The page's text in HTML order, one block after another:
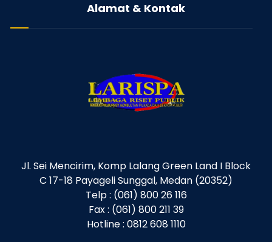
Alamat & Kontak
Jl. Sei Mencirim, Komp Lalang Green Land I Block
C 17-18 Payageli Sunggal, Medan (20352)
Telp : (061) 800 26 116
Fax : (061) 800 211 39
Hotline : 0812 608 1110